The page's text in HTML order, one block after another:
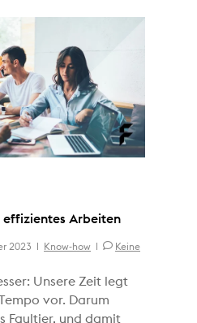
effizientes Arbeiten
2023 Know-how
Keine
Unsere Zeit legt
vor. Darum
Faultier, und damit